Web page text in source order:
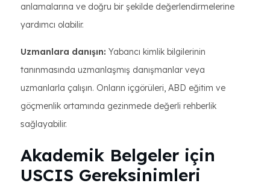
anlamalarına ve doğru bir şekilde değerlendirmelerine
yardımcı olabilir.
Uzmanlara danışın: Yabancı kimlik bilgilerinin
tanınmasında uzmanlaşmış danışmanlar veya
uzmanlarla çalışın. Onların içgörüleri, ABD eğitim ve
göçmenlik ortamında gezinmede değerli rehberlik
sağlayabilir.
Akademik Belgeler için
USCIS Gereksinimleri